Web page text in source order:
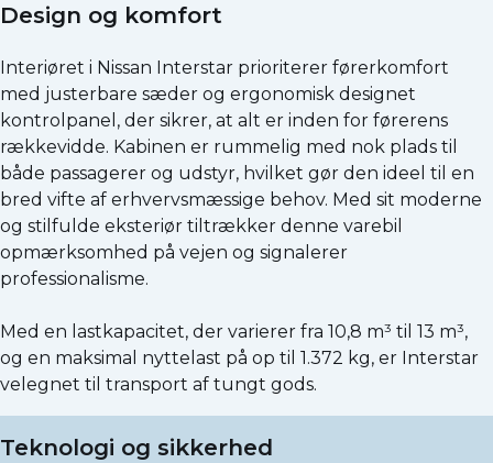
Design og komfort
Interiøret i Nissan Interstar prioriterer førerkomfort
med justerbare sæder og ergonomisk designet
kontrolpanel, der sikrer, at alt er inden for førerens
rækkevidde. Kabinen er rummelig med nok plads til
både passagerer og udstyr, hvilket gør den ideel til en
bred vifte af erhvervsmæssige behov. Med sit moderne
og stilfulde eksteriør tiltrækker denne varebil
opmærksomhed på vejen og signalerer
professionalisme.
Med en lastkapacitet, der varierer fra 10,8 m³ til 13 m³,
og en maksimal nyttelast på op til 1.372 kg, er Interstar
velegnet til transport af tungt gods.
Teknologi og sikkerhed